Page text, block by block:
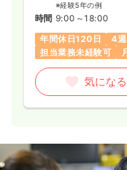
※経験5年の例
時間 9:00～18:00
年間休日120日
4
担当業務未経験可
気になる